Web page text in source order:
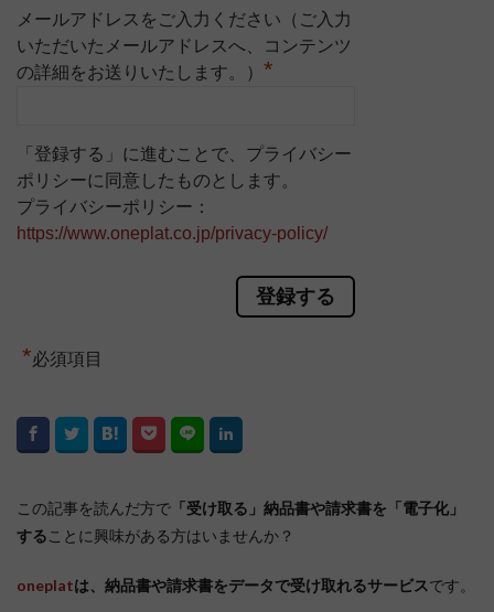
メールアドレスをご入力ください（ご入力
いただいたメールアドレスへ、コンテンツ
の詳細をお送りいたします。） *
「登録する」に進むことで、プライバシー
ポリシーに同意したものとします。
プライバシーポリシー：
https://www.oneplat.co.jp/privacy-policy/
*必須項目
この記事を読んだ方で 「受け取る」納品書や請求書を「電子化」
する ことに興味がある方はいませんか？
oneplatは、納品書や請求書をデータで受け取れるサービスです。